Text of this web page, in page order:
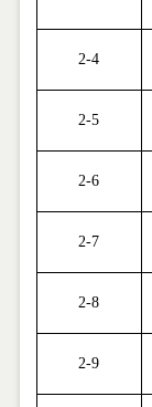
2-4
2-5
2-6
2-7
2-8
2-9